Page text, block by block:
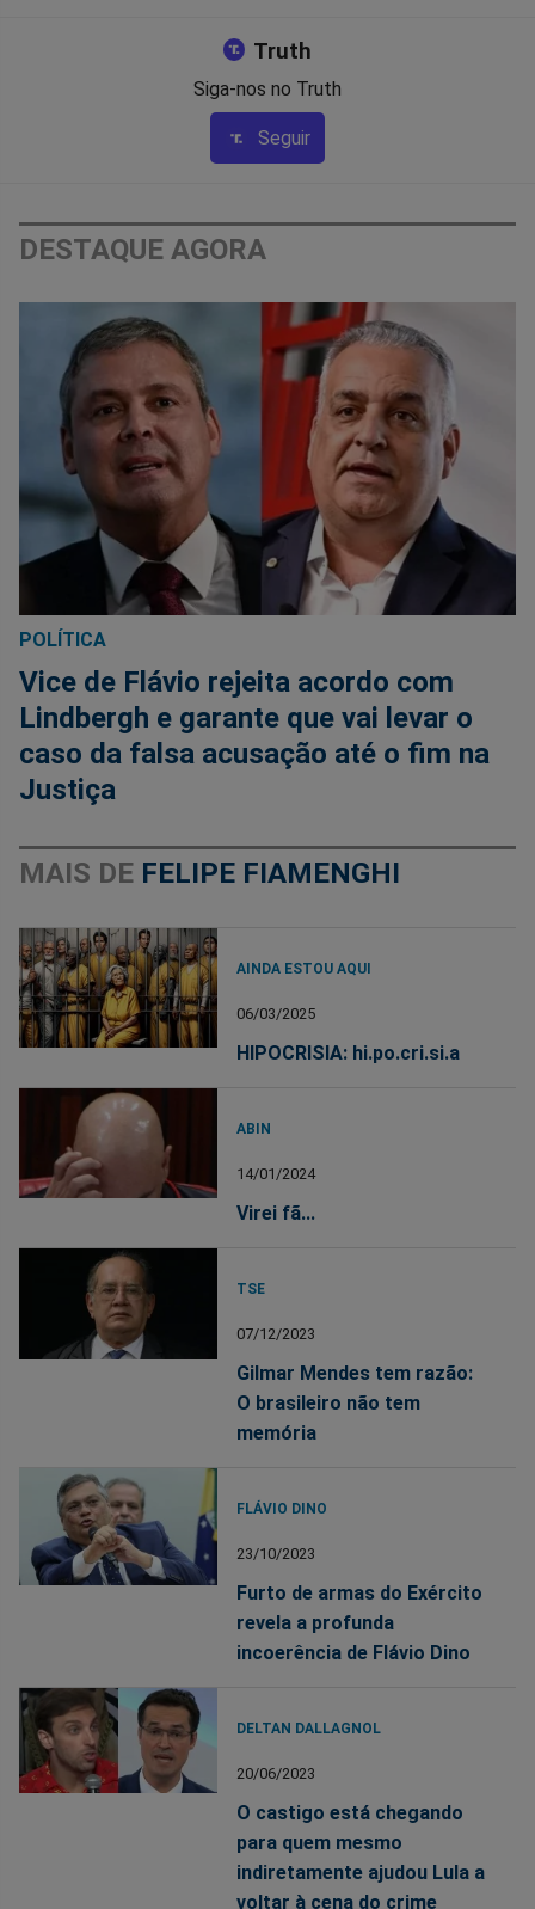
Truth
Siga-nos no Truth
Seguir
DESTAQUE AGORA
POLÍTICA
Vice de Flávio rejeita acordo com
Lindbergh e garante que vai levar o
caso da falsa acusação até o fim na
Justiça
MAIS DE FELIPE FIAMENGHI
AINDA ESTOU AQUI
06/03/2025
HIPOCRISIA: hi.po.cri.si.a
ABIN
14/01/2024
Virei fã...
TSE
07/12/2023
Gilmar Mendes tem razão:
O brasileiro não tem
memória
FLÁVIO DINO
23/10/2023
Furto de armas do Exército
revela a profunda
incoerência de Flávio Dino
DELTAN DALLAGNOL
20/06/2023
O castigo está chegando
para quem mesmo
indiretamente ajudou Lula a
voltar à cena do crime